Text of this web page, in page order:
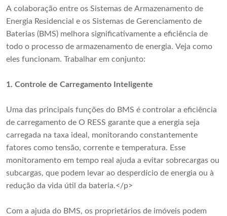
A colaboração entre os Sistemas de Armazenamento de
Energia Residencial e os Sistemas de Gerenciamento de
Baterias (BMS) melhora significativamente a eficiência de
todo o processo de armazenamento de energia. Veja como
eles funcionam. Trabalhar em conjunto:
1. Controle de Carregamento Inteligente
Uma das principais funções do BMS é controlar a eficiência
de carregamento de O RESS garante que a energia seja
carregada na taxa ideal, monitorando constantemente
fatores como tensão, corrente e temperatura. Esse
monitoramento em tempo real ajuda a evitar sobrecargas ou
subcargas, que podem levar ao desperdício de energia ou à
redução da vida útil da bateria.</p>
Com a ajuda do BMS, os proprietários de imóveis podem